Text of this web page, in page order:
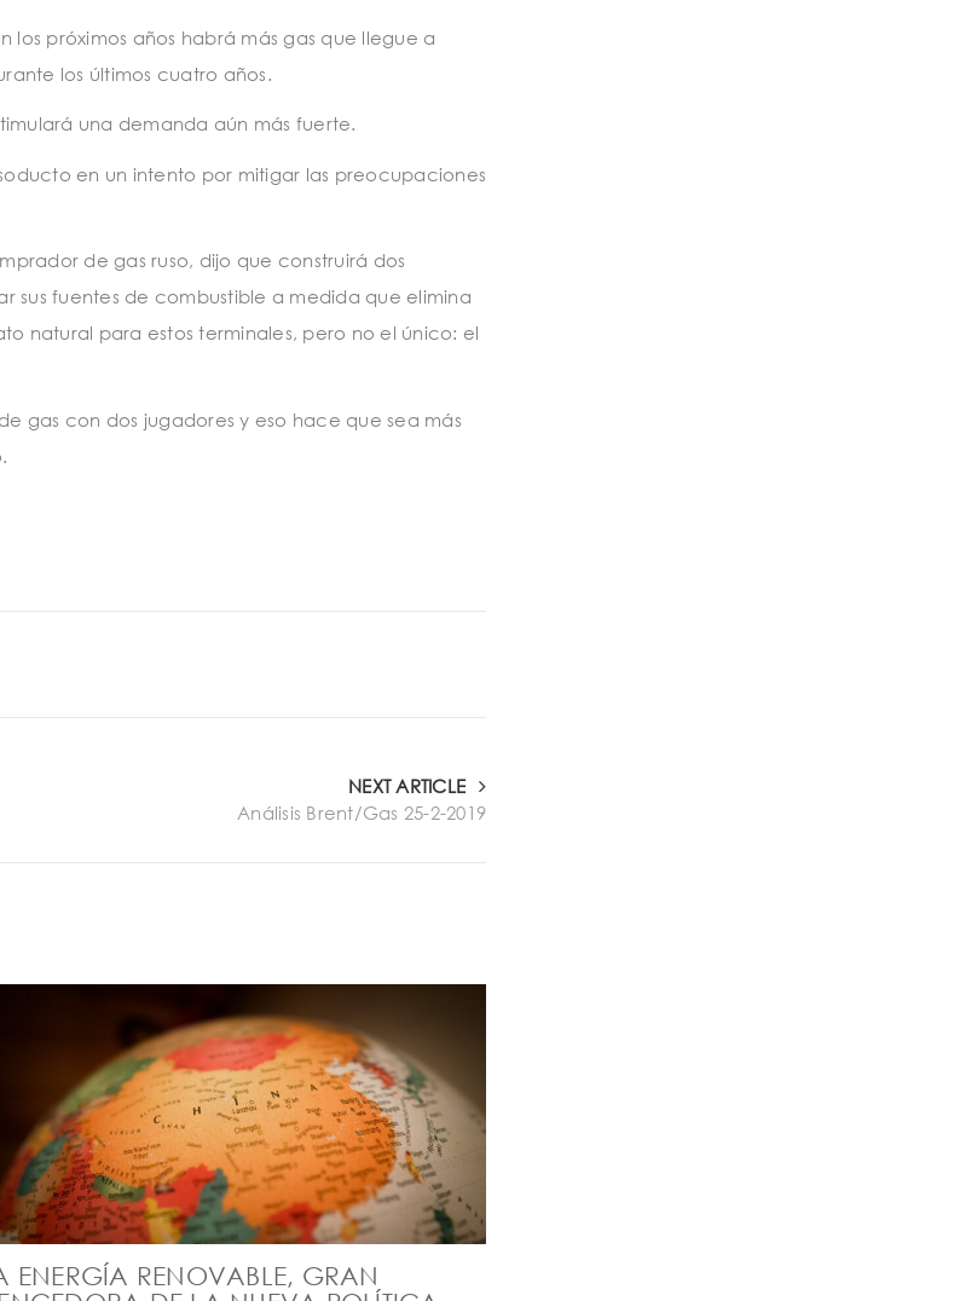
próximos años habrá más gas que llegue a
los últimos cuatro años.
una demanda aún más fuerte.
en un intento por mitigar las preocupaciones
de gas ruso, dijo que construirá dos
sus fuentes de combustible a medida que elimina
natural para estos terminales, pero no el único: el
gas con dos jugadores y eso hace que sea más
NEXT ARTICLE
Análisis Brent/Gas 25-2-2019
ENERGÍA RENOVABLE, GRAN